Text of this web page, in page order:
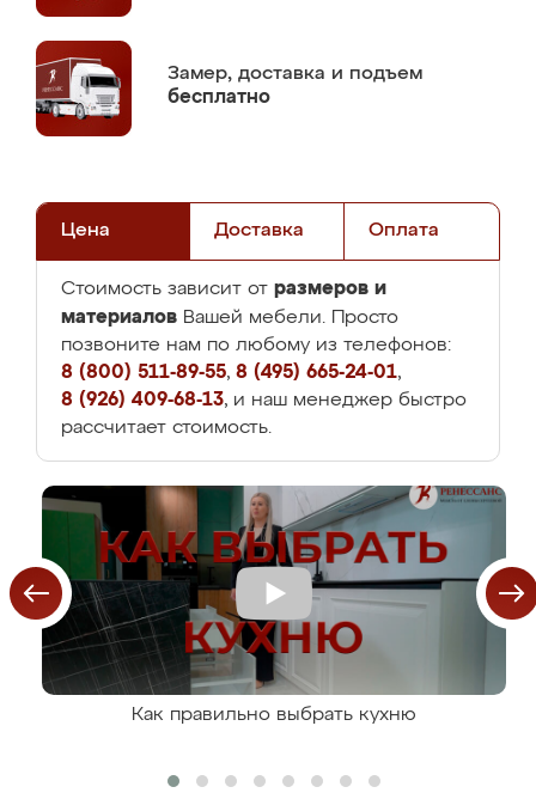
Замер, доставка и подъем
бесплатно
Цена Доставка Оплата
Стоимость зависит от размеров и
материалов Вашей мебели. Просто
позвоните нам по любому из телефонов:
8 (800) 511-89-55, 8 (495) 665-24-01,
8 (926) 409-68-13, и наш менеджер быстро
рассчитает стоимость.
Как правильно выбрать кухню